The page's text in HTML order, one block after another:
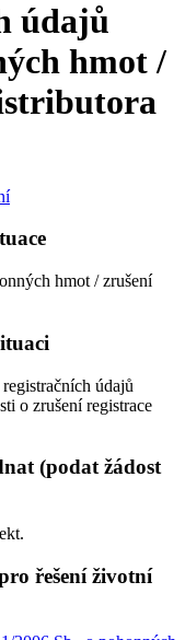
údajů
hmot /
hmot / zrušení
údajů
o zrušení registrace
(podat žádost
řešení životní